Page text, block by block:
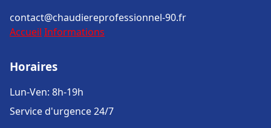
contact@chaudiereprofessionnel-90.fr
Accueil Informations
Horaires
Lun-Ven: 8h-19h
Service d'urgence 24/7